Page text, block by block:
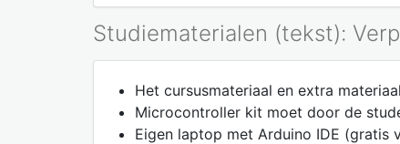
Studiematerialen (tekst):
Het cursusmateriaal en extra
Microcontroller kit moet door de
Eigen laptop met Arduino IDE